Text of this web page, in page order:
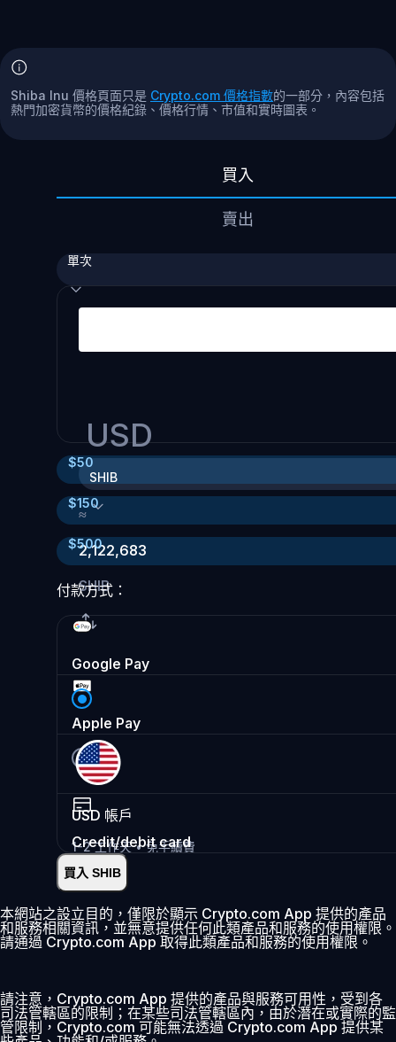
Shiba Inu 價格頁面只是 Crypto.com 價格指數的一部分，內容包括
熱門加密貨幣的價格紀錄、價格行情、市值和實時圖表。
買入
賣出
單次
USD
SHIB
≈
2,122,683
SHIB
$50
$150
$500
付款方式：
Google Pay
Apple Pay
USD 帳戶
1-2 工作天 • 免手續費
存入
Credit/debit card
即時•
首 30 日 0% 費用
買入 SHIB
本網站之設立目的，僅限於顯示 Crypto.com App 提供的產品
和服務相關資訊，並無意提供任何此類產品和服務的使用權限。
請通過 Crypto.com App 取得此類產品和服務的使用權限。
請注意，Crypto.com App 提供的產品與服務可用性，受到各
司法管轄區的限制；在某些司法管轄區內，由於潛在或實際的監
管限制，Crypto.com 可能無法透過 Crypto.com App 提供某